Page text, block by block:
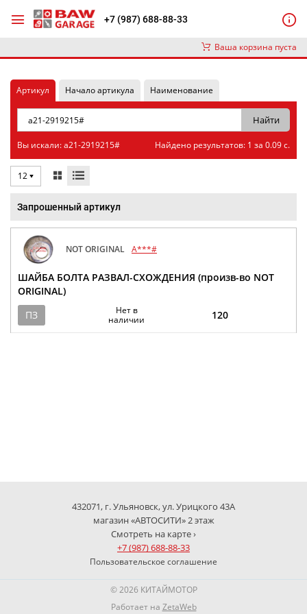
+7 (987) 688-88-33
Ваша корзина пуста
Артикул Начало артикула Наименование
Вы искали: a21-2919215# Найдено результатов: 1 за 0.09 с.
12
Запрошенный артикул
NOT ORIGINAL A***#
ШАЙБА БОЛТА РАЗВАЛ-СХОЖДЕНИЯ (произв-во NOT
ORIGINAL)
ПЗ
Нет в
наличии
120
432071, г. Ульяновск, ул. Урицкого 43А
магазин «АВТОСИТИ» 2 этаж
Смотреть на карте ›
+7 (987) 688-88-33
Пользовательское соглашение
© 2026 КИТАЙМОТОР
Работает на ZetaWeb